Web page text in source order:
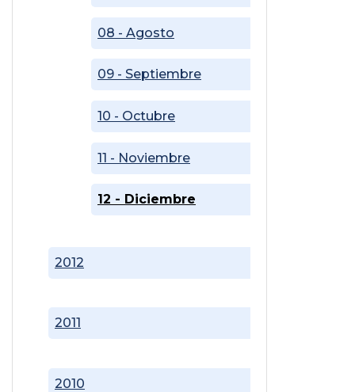
2010
2011
2012
08 - Agosto
09 - Septiembre
10 - Octubre
11 - Noviembre
12 - Diciembre